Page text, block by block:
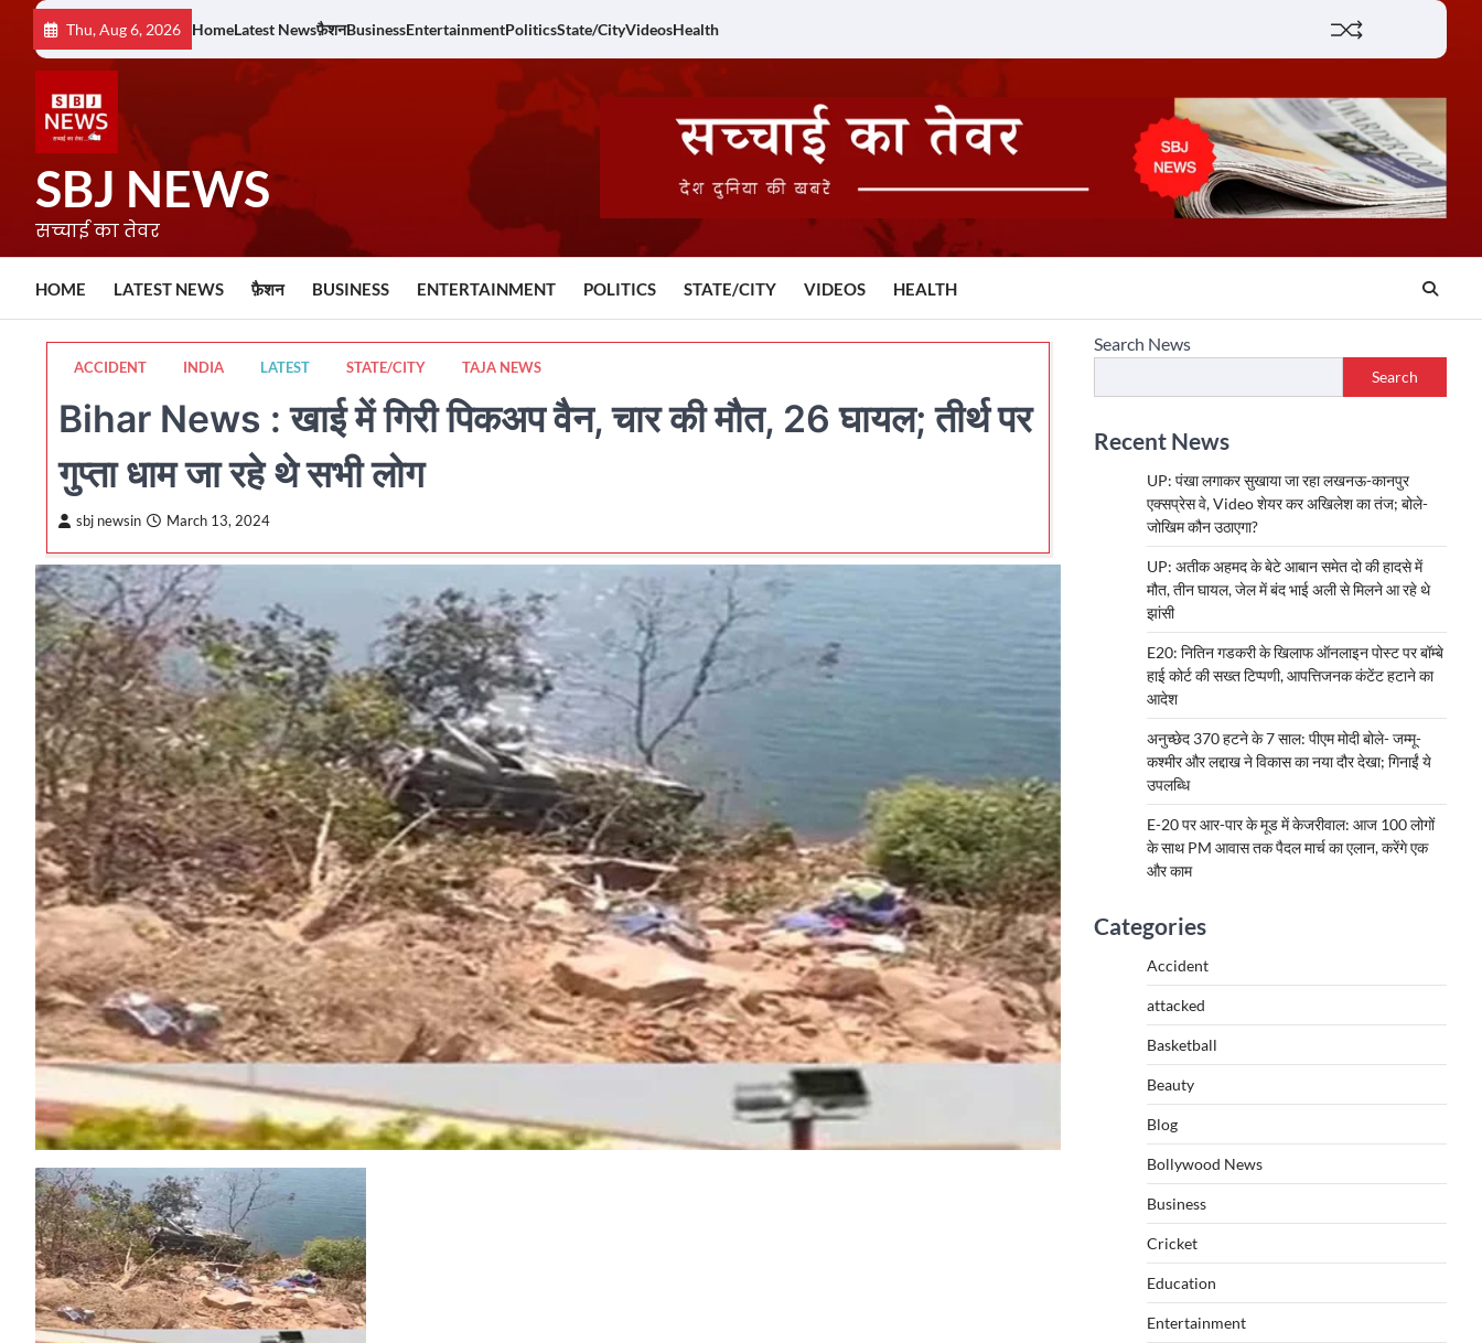
content
Thu, Aug 6, 2026 HomeLatest Newsफ़ैशनBusinessEntertainmentPoliticsState/CityVideosHealth
SBJ NEWS
सच्चाई का तेवर
HOME LATEST NEWS फ़ैशन BUSINESS ENTERTAINMENT POLITICS STATE/CITY VIDEOS HEALTH
ACCIDENT INDIA LATEST STATE/CITY TAJA NEWS
Bihar News : खाई में गिरी पिकअप वैन, चार की मौत, 26 घायल; तीर्थ पर
गुप्ता धाम जा रहे थे सभी लोग
sbj newsin March 13, 2024
Search News
Search
Recent News
UP: पंखा लगाकर सुखाया जा रहा लखनऊ-कानपुर
एक्सप्रेस वे, Video शेयर कर अखिलेश का तंज; बोले-
जोखिम कौन उठाएगा?
UP: अतीक अहमद के बेटे आबान समेत दो की हादसे में
मौत, तीन घायल, जेल में बंद भाई अली से मिलने आ रहे थे
झांसी
E20: नितिन गडकरी के खिलाफ ऑनलाइन पोस्ट पर बॉम्बे
हाई कोर्ट की सख्त टिप्पणी, आपत्तिजनक कंटेंट हटाने का
आदेश
अनुच्छेद 370 हटने के 7 साल: पीएम मोदी बोले- जम्मू-
कश्मीर और लद्दाख ने विकास का नया दौर देखा; गिनाईं ये
उपलब्धि
E-20 पर आर-पार के मूड में केजरीवाल: आज 100 लोगों
के साथ PM आवास तक पैदल मार्च का एलान, करेंगे एक
और काम
Categories
Accident
attacked
Basketball
Beauty
Blog
Bollywood News
Business
Cricket
Education
Entertainment